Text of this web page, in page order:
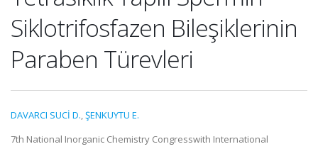
Siklotrifosfazen Bileşiklerinin
Paraben Türevleri
DAVARCI SUCİ D.,ŞENKUYTU E.
7th National Inorganic Chemistry Congresswith International